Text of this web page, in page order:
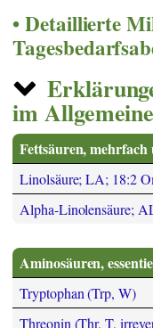
Detaillierte
im
Fettsäuren, mehrfach
Linolsäure; LA; 18:2
Alpha-Linolensäure;
Aminosäuren,
Tryptophan (Trp, W)
Threonin (Thr, T,